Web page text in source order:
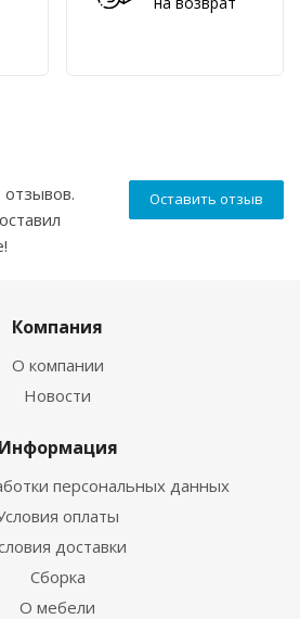
Оставить отзыв
отзывов.
Компания
О компании
Новости
Информация
персональных данных
оплаты
доставки
Сборка
О мебели